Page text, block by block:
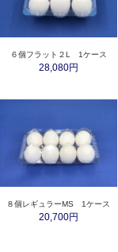
６個フラット２L 1ケース
28,080円
８個レギュラーMS 1ケース
20,700円